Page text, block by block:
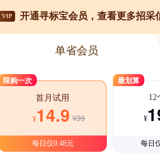
VIP 开通寻标宝会员，查看更多招采
单省会员
限购一次
首月试用
¥14.9 ¥39
每日仅0.48元
最划算
12
¥
每日